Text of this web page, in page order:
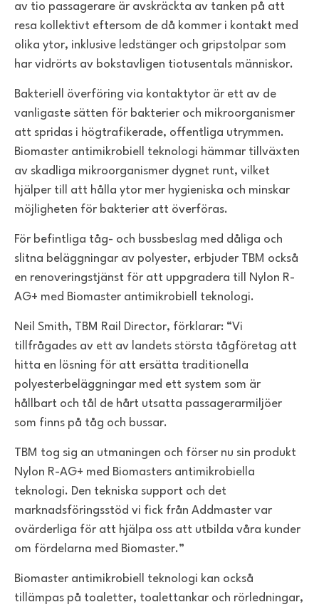
av tio passagerare är avskräckta av tanken på att
resa kollektivt eftersom de då kommer i kontakt med
olika ytor, inklusive ledstänger och gripstolpar som
har vidrörts av bokstavligen tiotusentals människor.
Bakteriell överföring via kontaktytor är ett av de
vanligaste sätten för bakterier och mikroorganismer
att spridas i högtrafikerade, offentliga utrymmen.
Biomaster antimikrobiell teknologi hämmar tillväxten
av skadliga mikroorganismer dygnet runt, vilket
hjälper till att hålla ytor mer hygieniska och minskar
möjligheten för bakterier att överföras.
För befintliga tåg- och bussbeslag med dåliga och
slitna beläggningar av polyester, erbjuder TBM också
en renoveringstjänst för att uppgradera till Nylon R-
AG+ med Biomaster antimikrobiell teknologi.
Neil Smith, TBM Rail Director, förklarar: “Vi
tillfrågades av ett av landets största tågföretag att
hitta en lösning för att ersätta traditionella
polyesterbeläggningar med ett system som är
hållbart och tål de hårt utsatta passagerarmiljöer
som finns på tåg och bussar.
TBM tog sig an utmaningen och förser nu sin produkt
Nylon R-AG+ med Biomasters antimikrobiella
teknologi. Den tekniska support och det
marknadsföringsstöd vi fick från Addmaster var
ovärderliga för att hjälpa oss att utbilda våra kunder
om fördelarna med Biomaster.”
Biomaster antimikrobiell teknologi kan också
tillämpas på toaletter, toalettankar och rörledningar,